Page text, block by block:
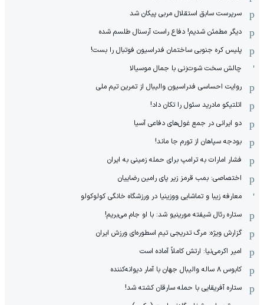
سرپرست سابق استقلال مربی پیکان شد
دیگر مطمئن شدیم! دفاع راست آرسنال طلسم شده
پلیس کره ‌جنوبی ساختمان فدراسیون فوتبال را بست!
چالش سخت شوت‌زنی با جمال موسیالا
روایت احساسی فدراسیون والیبال از تمرین تیم ملی
اتلتیکو مادرید سئول را تکان داد!
دو ایرانی در جمع غول‌های دفاعی آسیا
بودجه سپاهان از تورم جا ماند!
فشار امارات به ترامپ برای حمله زمینی به ایران
اختصاصی: بمب قرمز زیر پای رامین رضاییان
معارفه زیبا و تماشایی ووزینیا در ورزشگاه خانگی کولوکولو
ستاره رئال شیفته مورینیو شد: با او جام می‌بریم!
گزارش ویژه: مرگ تدریجی تیم اسطوره‌ای ورزش ایران
امیر اکرمی‌نیا: ارتش کاملاً آماده است
کابوس ۸ ساله والیبال جهان با آمار دیوانه‌کننده
ستاره آفریقایی با حمله سارقان کشته شد!